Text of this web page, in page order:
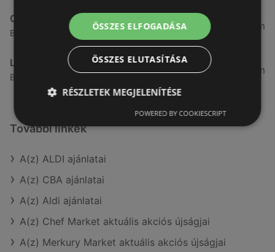
CBA
Bánfalvi u. 14, 9400 Sopron
3,58 km
Lidl
Bánfalvi út 12. 12, 9400 Sopron
3,59 km
További linkek
A(z) ALDI ajánlatai
A(z) CBA ajánlatai
A(z) Aldi ajánlatai
A(z) Chef Market aktuális akciós újságjai
A(z) Merkury Market aktuális akciós újságjai
ÖSSZES ELFOGADÁSA
ÖSSZES ELUTASÍTÁSA
RÉSZLETEK MEGJELENÍTÉSE
POWERED BY COOKIESCRIPT